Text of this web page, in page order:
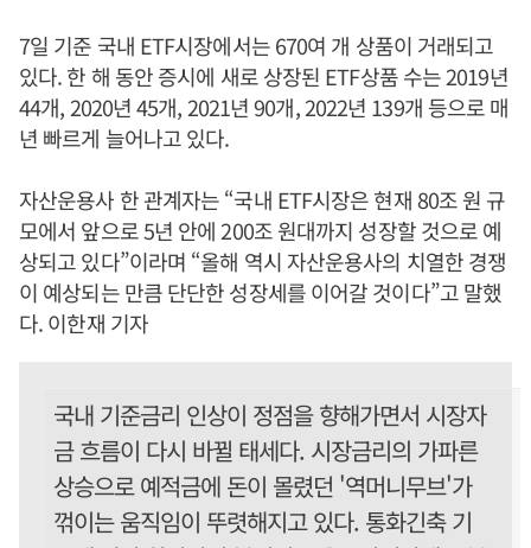
7일 기준 국내 ETF시장에서는 670여 개 상품이 거래되고
있다. 한 해 동안 증시에 새로 상장된 ETF상품 수는 2019년
44개, 2020년 45개, 2021년 90개, 2022년 139개 등으로 매
년 빠르게 늘어나고 있다.
자산운용사 한 관계자는 “국내 ETF시장은 현재 80조 원 규
모에서 앞으로 5년 안에 200조 원대까지 성장할 것으로 예
상되고 있다”이라며 “올해 역시 자산운용사의 치열한 경쟁
이 예상되는 만큼 단단한 성장세를 이어갈 것이다”고 말했
다. 이한재 기자
국내 기준금리 인상이 정점을 향해가면서 시장자
금 흐름이 다시 바뀔 태세다. 시장금리의 가파른
상승으로 예적금에 돈이 몰렸던 '역머니무브'가
꺾이는 움직임이 뚜렷해지고 있다. 통화긴축 기